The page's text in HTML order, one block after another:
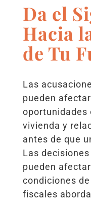
Da el
Hacia
de Tu
Las
pueden
oportunidades
vivienda y
antes de que
Las
pueden
condiciones
fiscales